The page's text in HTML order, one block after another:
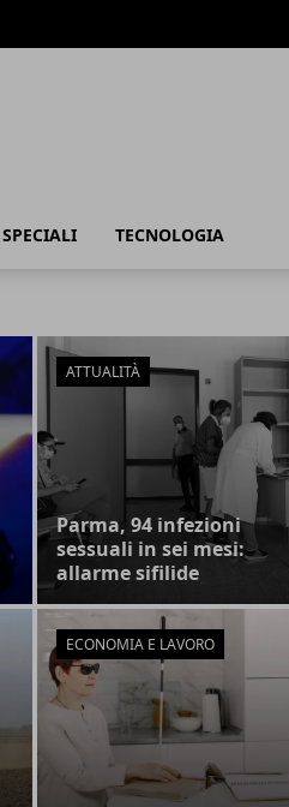
SPECIALI TECNOLOGIA
ATTUALITÀ
Parma, 94 infezioni
sessuali in sei mesi:
allarme sifilide
ECONOMIA E LAVORO